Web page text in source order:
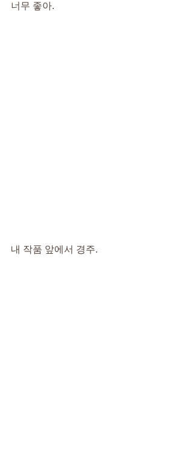
너무 좋아.
내 작품 앞에서 경주.